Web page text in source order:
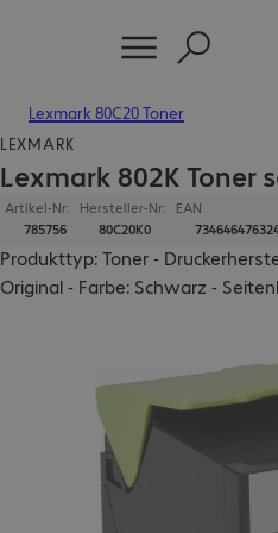
Lexmark 80C20 Toner
LEXMARK
Lexmark 802K Toner
Artikel-Nr:
785756
Hersteller-Nr:
80C20K0
EAN
Produkttyp: Toner -
Original - Farbe: Schwarz -